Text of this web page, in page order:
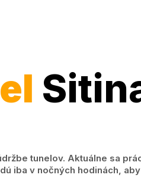
tunelov. Aktuálne sa
iba v nočných hodinách,